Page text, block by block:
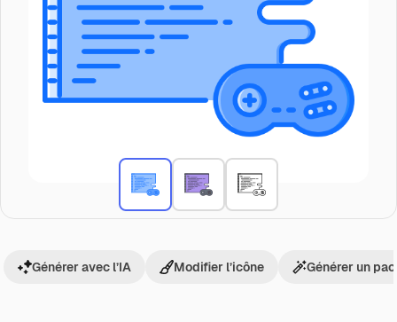
Générer avec l’IA Modifier l’icône Générer un